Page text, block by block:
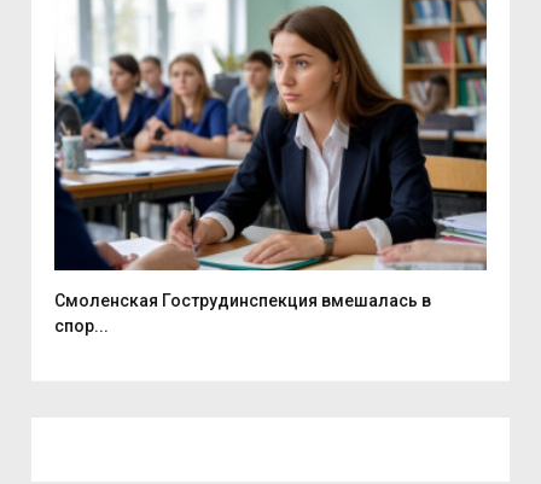
Смоленская Гострудинспекция вмешалась в
спор...